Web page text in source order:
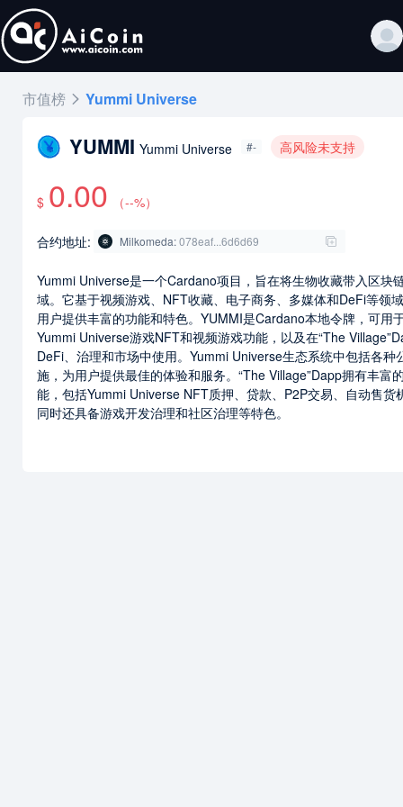
市值榜 Yummi Universe
YUMMI Yummi Universe #- 高风险未支持
$ 0.00 （--%）
合约地址: Milkomeda:078eaf...6d6d69
Yummi Universe是一个Cardano项目，旨在将生物收藏带入区块
域。它基于视频游戏、NFT收藏、电子商务、多媒体和DeFi等领
用户提供丰富的功能和特色。YUMMI是Cardano本地令牌，可用
Yummi Universe游戏NFT和视频游戏功能，以及在“The
DeFi、治理和市场中使用。Yummi Universe生态系统中包括各种
施，为用户提供最佳的体验和服务。“The Village”Dapp拥有丰富
能，包括Yummi Universe NFT质押、贷款、P2P交易、自动售货
同时还具备游戏开发治理和社区治理等特色。